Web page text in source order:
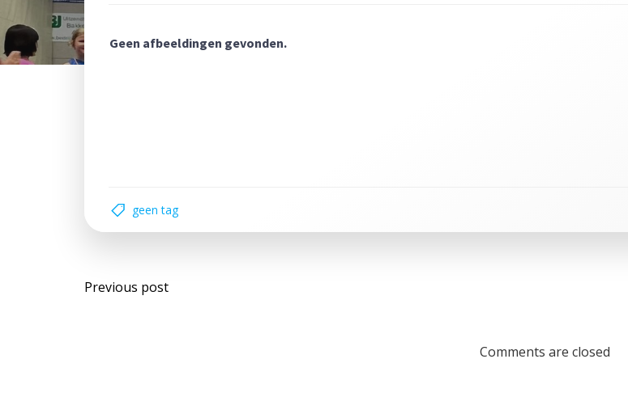
Geen afbeeldingen gevonden.
geen tag
Bericht
Previous post
Comments are closed